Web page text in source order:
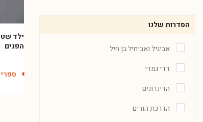
הסדרות שלנו
אביגיל ואביחיל בן חיל
דדי גמדי
הדינדונים
הדרכת הורים
ילד
הפנים